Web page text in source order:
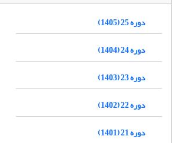
دوره 25 (1405)
دوره 24 (1404)
دوره 23 (1403)
دوره 22 (1402)
دوره 21 (1401)